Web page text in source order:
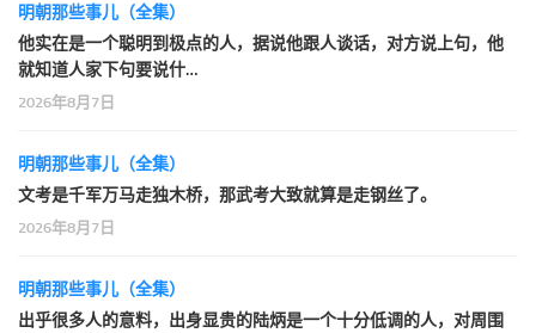
明朝那些事儿（全集）
他实在是一个聪明到极点的人，据说他跟人谈话，对方说上句，他
就知道人家下句要说什…
2026年8月7日
明朝那些事儿（全集）
文考是千军万马走独木桥，那武考大致就算是走钢丝了。
2026年8月7日
明朝那些事儿（全集）
出乎很多人的意料，出身显贵的陆炳是一个十分低调的人，对周围